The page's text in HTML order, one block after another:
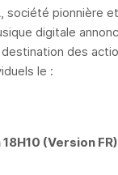
société pionnière
digitale
des
le :
(Version FR)